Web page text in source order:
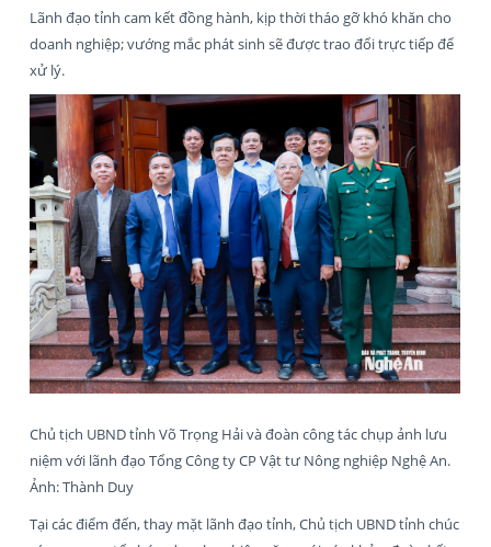
Lãnh đạo tỉnh cam kết đồng hành, kịp thời tháo gỡ khó khăn cho
doanh nghiệp; vướng mắc phát sinh sẽ được trao đổi trực tiếp để
xử lý.
Chủ tịch UBND tỉnh Võ Trọng Hải và đoàn công tác chụp ảnh lưu
niệm với lãnh đạo Tổng Công ty CP Vật tư Nông nghiệp Nghệ An.
Ảnh: Thành Duy
Tại các điểm đến, thay mặt lãnh đạo tỉnh, Chủ tịch UBND tỉnh chúc